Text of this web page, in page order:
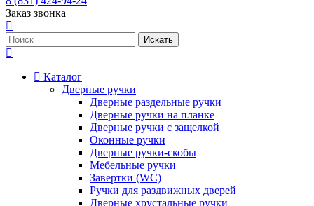
Заказ звонка
Каталог
Дверные ручки
Дверные раздельные ручки
Дверные ручки на планке
Дверные ручки с защелкой
Оконные ручки
Дверные ручки-скобы
Мебельные ручки
Завертки (WC)
Ручки для раздвижных дверей
Дверные хрустальные ручки